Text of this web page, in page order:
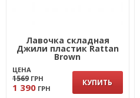
Лавочка складная
Джили пластик Rattan
Brown
ЦЕНА
1569 ГРН
1 390 ГРН
КУПИТЬ